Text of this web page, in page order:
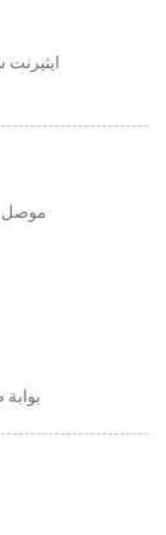
1× موصل بي أس / 2
1 ×